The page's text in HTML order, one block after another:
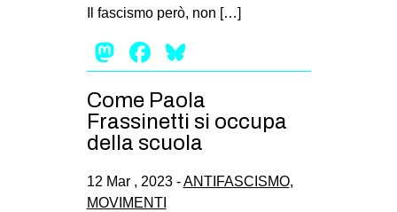
MONDO
EVENTI
Fb
Il fascismo però, non […]
Mastodon
Facebook
Come Paola
Frassinetti si occupa
della scuola
12 Mar , 2023 -ANTIFASCISMO,
MOVIMENTI